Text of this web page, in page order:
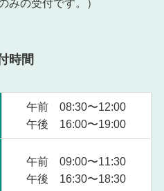
みの受付です。）
時間
午前 08:30〜12:00
午後 16:00〜19:00
午前 09:00〜11:30
午後 16:30〜18:30